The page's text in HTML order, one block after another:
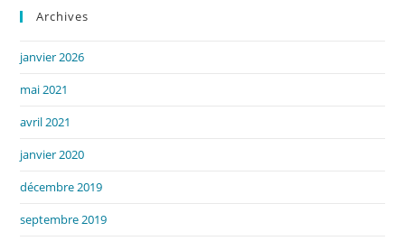
Archives
janvier 2026
mai 2021
avril 2021
janvier 2020
décembre 2019
septembre 2019